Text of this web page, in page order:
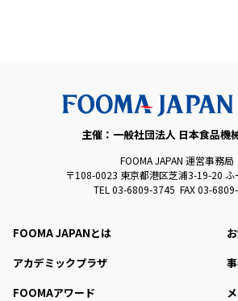
主催：一般社団法人 日本食品機
FOOMA JAPAN 運営事務局
〒108-0023 東京都港区芝浦3-19-20 ふ
TEL 03-6809-3745 FAX 03-
FOOMA JAPANとは
アカデミックプラザ
FOOMAアワード